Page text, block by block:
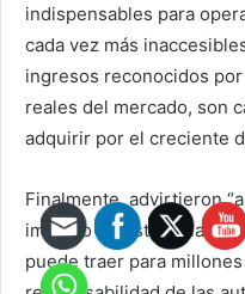
indispensables para
cada vez más
ingresos reconocidos
reales del mercado, son
adquirir por el creciente
Finalmente, advirtieron
impacto de esta
puede traer para